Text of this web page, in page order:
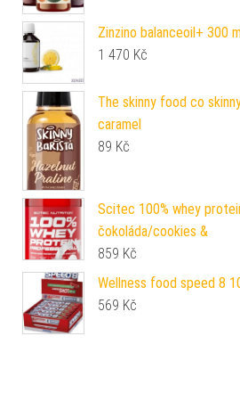
Zinzino balanceoil+ 300
1 470 Kč
The skinny food co
caramel
89 Kč
Scitec 100% whey
čokoláda/cookies &
859 Kč
Wellness food speed 8
569 Kč